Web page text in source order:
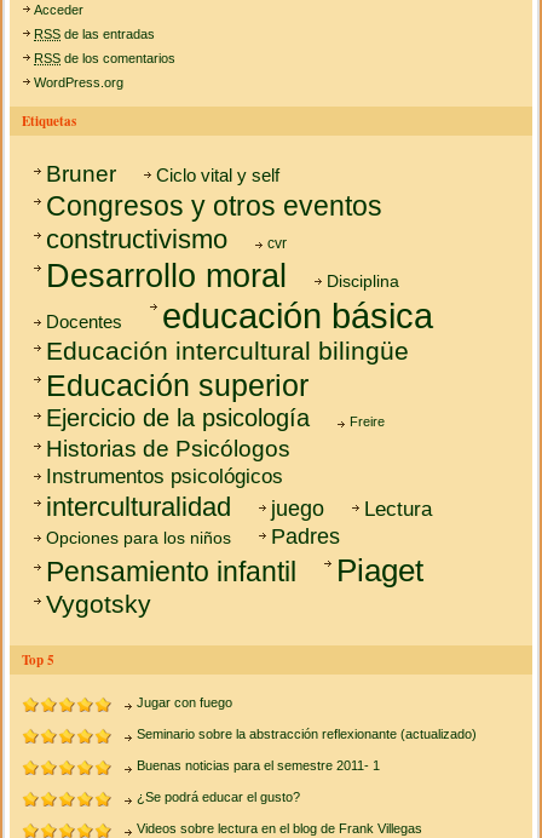
Acceder
RSS de las entradas
RSS de los comentarios
WordPress.org
Etiquetas
Bruner Ciclo vital y self
Congresos y otros eventos
constructivismo cvr
Desarrollo moral Disciplina
Docentes educación básica
Educación intercultural bilingüe
Educación superior
Ejercicio de la psicología Freire
Historias de Psicólogos
Instrumentos psicológicos
interculturalidad juego Lectura
Opciones para los niños Padres
Pensamiento infantil Piaget
Vygotsky
Top 5
Jugar con fuego
Seminario sobre la abstracción reflexionante (actualizado)
Buenas noticias para el semestre 2011- 1
¿Se podrá educar el gusto?
Videos sobre lectura en el blog de Frank Villegas